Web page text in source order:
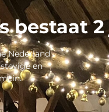
bestaat
Nederland
en